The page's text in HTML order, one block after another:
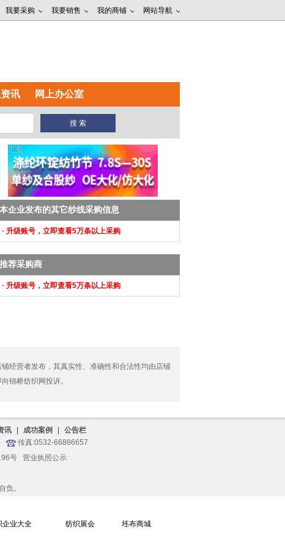
我要采购 我要销售 我的商铺 网站导航
讯 网上办公室
本企业发布的其它纱线采购信息
· 升级账号，立即查看5万条以上采购
推荐采购商
· 升级账号，立即查看5万条以上采购
经营者发布，其真实性、准确性和合法性均由店铺
锦桥纺织网投诉。
讯 成功案例
公告栏
传真:0532-66886657
号 营业执照公示
负。
企业大全 纺织展会 坯布商城